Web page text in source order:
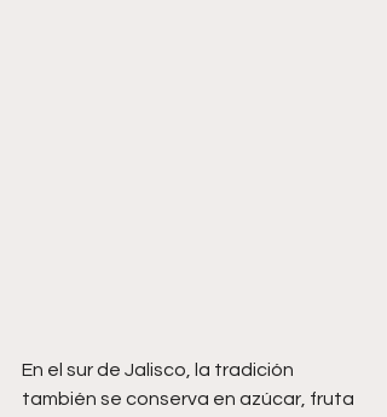
En el sur de Jalisco, la tradición
también se conserva en azúcar, fruta